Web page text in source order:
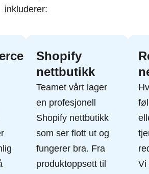
inkluderer:
Shopify
nettbutikk
Teamet vårt lager
en profesjonell
Shopify nettbutikk
som ser flott ut og
fungerer bra. Fra
produktoppsett til
Vi